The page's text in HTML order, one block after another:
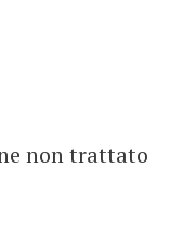
non trattato